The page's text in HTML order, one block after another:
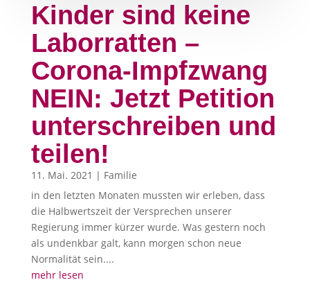
Kinder sind keine
Laborratten –
Corona-Impfzwang
NEIN: Jetzt Petition
unterschreiben und
teilen!
11. Mai. 2021 | Familie
in den letzten Monaten mussten wir erleben, dass
die Halbwertszeit der Versprechen unserer
Regierung immer kürzer wurde. Was gestern noch
als undenkbar galt, kann morgen schon neue
Normalität sein....
mehr lesen